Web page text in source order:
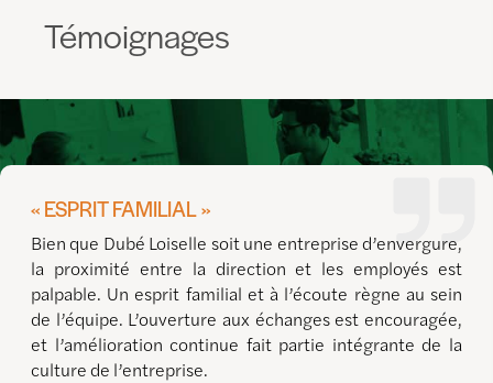
Témoignages
« ESPRIT FAMILIAL »
Bien que Dubé Loiselle soit une entreprise d’envergure,
la proximité entre la direction et les employés est
palpable. Un esprit familial et à l’écoute règne au sein
de l’équipe. L’ouverture aux échanges est encouragée,
et l’amélioration continue fait partie intégrante de la
culture de l’entreprise.